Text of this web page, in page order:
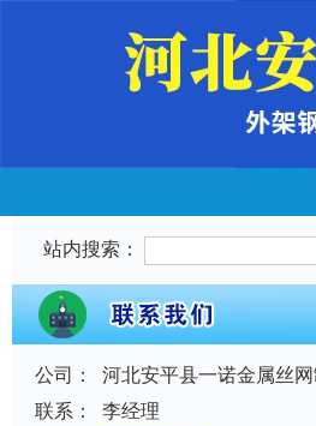
站内搜索：
公司：
河北安平县一诺金属丝
联系：
李经理